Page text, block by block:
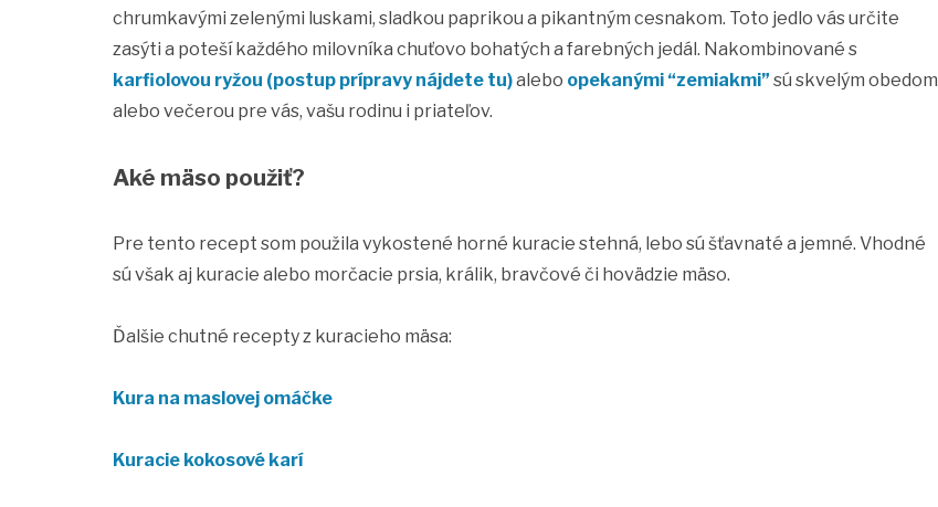
chrumkavými zelenými luskami, sladkou paprikou a pikantným cesnakom. Toto jedlo vás určite
zasýti a poteší každého milovníka chuťovo bohatých a farebných jedál. Nakombinované s
karfiolovou ryžou (postup prípravy nájdete tu)alebo opekanými “zemiakmi” sú skvelým obedom
alebo večerou pre vás, vašu rodinu i priateľov.
Aké mäso použiť?
Pre tento recept som použila vykostené horné kuracie stehná, lebo sú šťavnaté a jemné. Vhodné
sú však aj kuracie alebo morčacie prsia, králik, bravčové či hovädzie mäso.
Ďalšie chutné recepty z kuracieho mäsa:
Kura na maslovej omáčke
Kuracie kokosové karí